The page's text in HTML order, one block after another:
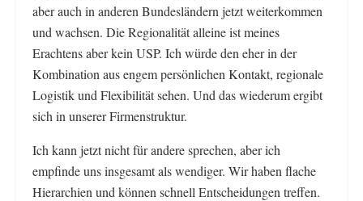
aber auch in anderen Bundesländern jetzt weiterkommen
und wachsen. Die Regionalität alleine ist meines
Erachtens aber kein USP. Ich würde den eher in der
Kombination aus engem persönlichen Kontakt, regionale
Logistik und Flexibilität sehen. Und das wiederum ergibt
sich in unserer Firmenstruktur.
Ich kann jetzt nicht für andere sprechen, aber ich
empfinde uns insgesamt als wendiger. Wir haben flache
Hierarchien und können schnell Entscheidungen treffen.